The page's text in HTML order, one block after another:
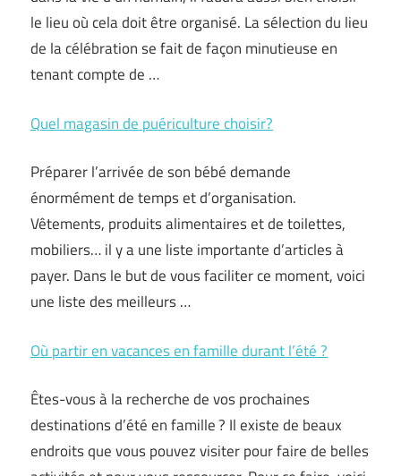
le lieu où cela doit être organisé. La sélection du lieu
de la célébration se fait de façon minutieuse en
tenant compte de …
Quel magasin de puériculture choisir?
Préparer l’arrivée de son bébé demande
énormément de temps et d’organisation.
Vêtements, produits alimentaires et de toilettes,
mobiliers… il y a une liste importante d’articles à
payer. Dans le but de vous faciliter ce moment, voici
une liste des meilleurs …
Où partir en vacances en famille durant l’été ?
Êtes-vous à la recherche de vos prochaines
destinations d’été en famille ? Il existe de beaux
endroits que vous pouvez visiter pour faire de belles